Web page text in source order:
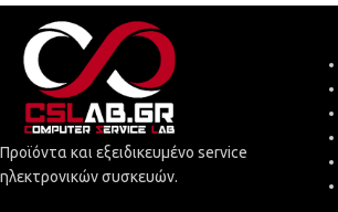
Προϊόντα και εξειδικευμένο service
ηλεκτρονικών συσκευών.